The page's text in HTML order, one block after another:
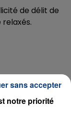
de délit de
notre priorité
sans accepter